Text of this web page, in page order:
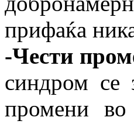
прифаќа
-Чести
синдром се
промени во